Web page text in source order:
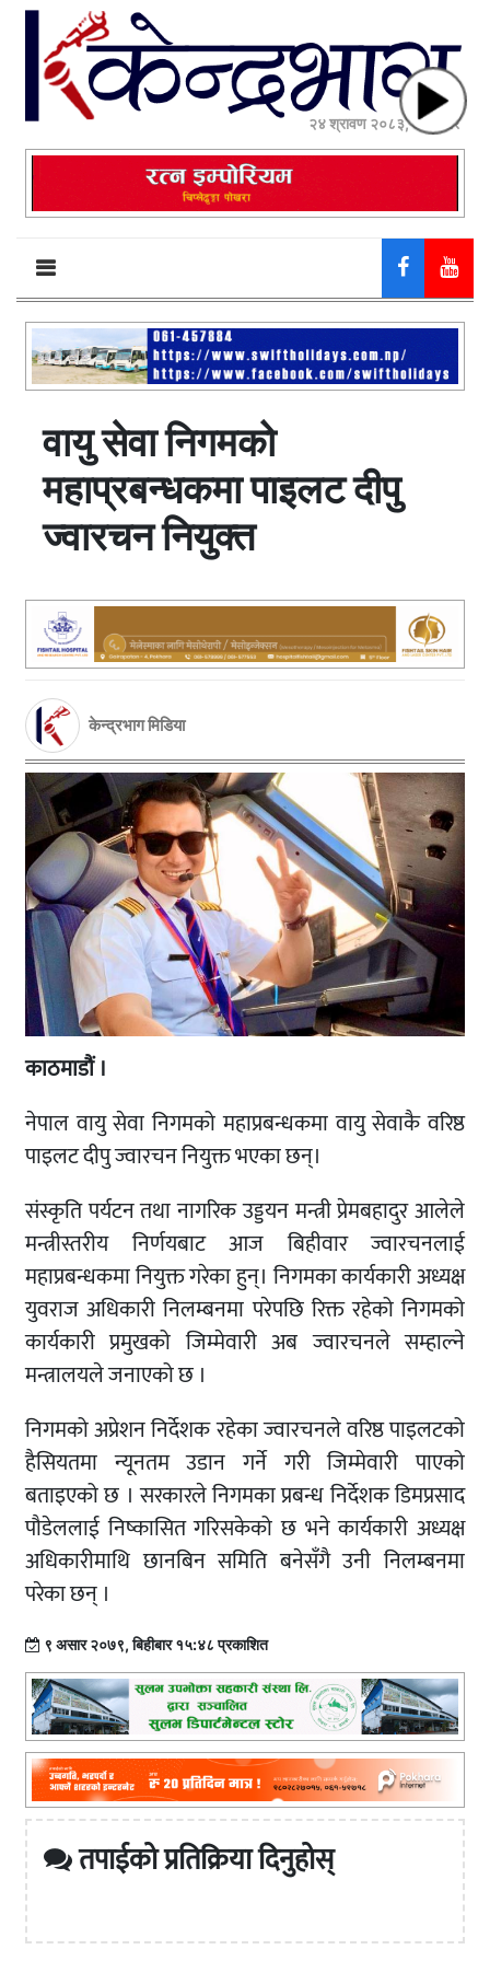
२४ श्रावण २०८३, आईतवार
वायु सेवा निगमको
महाप्रबन्धकमा पाइलट दीपु
ज्वारचन नियुक्त
केन्द्रभाग मिडिया
काठमाडौं ।
नेपाल वायु सेवा निगमको महाप्रबन्धकमा वायु सेवाकै वरिष्ठ
पाइलट दीपु ज्वारचन नियुक्त भएका छन्।
संस्कृति पर्यटन तथा नागरिक उड्डयन मन्त्री प्रेमबहादुर आलेले
मन्त्रीस्तरीय निर्णयबाट आज बिहीवार ज्वारचनलाई
महाप्रबन्धकमा नियुक्त गरेका हुन्। निगमका कार्यकारी अध्यक्ष
युवराज अधिकारी निलम्बनमा परेपछि रिक्त रहेको निगमको
कार्यकारी प्रमुखको जिम्मेवारी अब ज्वारचनले सम्हाल्ने
मन्त्रालयले जनाएको छ ।
निगमको अप्रेशन निर्देशक रहेका ज्वारचनले वरिष्ठ पाइलटको
हैसियतमा न्यूनतम उडान गर्ने गरी जिम्मेवारी पाएको
बताइएको छ । सरकारले निगमका प्रबन्ध निर्देशक डिमप्रसाद
पौडेललाई निष्कासित गरिसकेको छ भने कार्यकारी अध्यक्ष
अधिकारीमाथि छानबिन समिति बनेसँगै उनी निलम्बनमा
परेका छन् ।
९ असार २०७९, बिहीबार १५:४८ प्रकाशित
तपाईको प्रतिक्रिया दिनुहोस्